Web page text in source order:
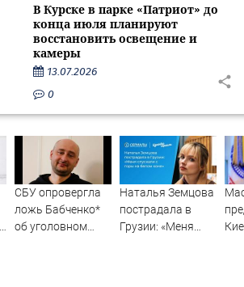
В Курске в парке «Патриот» до
конца июля планируют
восстановить освещение и
камеры
13.07.2026
0
СБУ опровергла
ложь Бабченко*
об уголовном
Наталья Земцова
пострадала в
Грузии: «Меня